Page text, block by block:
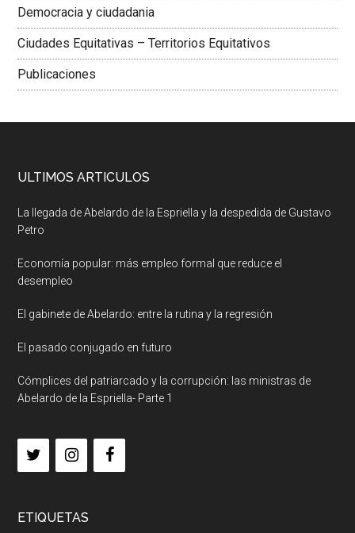
Democracia y ciudadania
Ciudades Equitativas – Territorios Equitativos
Publicaciones
ULTIMOS ARTICULOS
La llegada de Abelardo de la Espriella y la despedida de Gustavo
Petro
Economía popular: más empleo formal que reduce el
desempleo
El gabinete de Abelardo: entre la rutina y la regresión
El pasado conjugado en futuro
Cómplices del patriarcado y la corrupción: las ministras de
Abelardo de la Espriella- Parte 1
ETIQUETAS